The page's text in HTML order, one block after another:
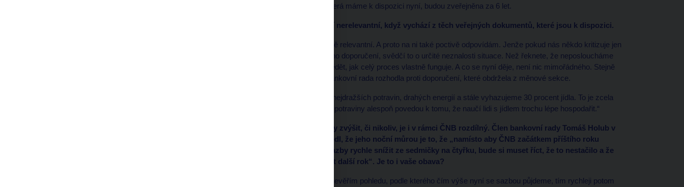
závazku. Stanoviska, která máme k dispozici nyní, budou zveřejněna za 6 let.
Ta kritika nicméně není nerelevantní, když vychází z těch veřejných dokumentů, které jsou k dispozici.
Samozřejmě, je částečně relevantní. A proto na ni také poctivě odpovídám. Jenže pokud nás někdo kritizuje jen
na základě tohoto jednoho doporučení, svědčí to o určité neznalosti situace. Než řeknete, že neposloucháme
náš aparát, měl byste vědět, jak celý proces vlastně funguje. A co se nyní děje, není nic mimořádného. Stejně
jako nyní i v minulosti bankovní rada rozhodla proti doporučení, které obdržela z měnové sekce.
„My jsme nyní v situaci nejdražších potravin, drahých energií a stále vyhazujeme 30 procent jídla. To je zcela
absurdní. Snad ty drahé potraviny alespoň povedou k tomu, že naučí lidi s jídlem trochu lépe hospodařit.“
Pohled na to, zda sazby zvýšit, či nikoliv, je i v rámci ČNB rozdílný. Člen bankovní rady Tomáš Holub v
rozhovoru pro E15 uvedl, že jeho noční můrou je to, že „namísto aby ČNB začátkem příštího roku
uvažovala o tom, jak sazby rychle snížit ze sedmičky na čtyřku, bude si muset říct, že to nestačilo a že
musí tu sedmičku držet další rok“. Je to i vaše obava?
Moje obava to není. Já nevěřím pohledu, podle kterého čím výše nyní se sazbou půjdeme, tím rychleji potom